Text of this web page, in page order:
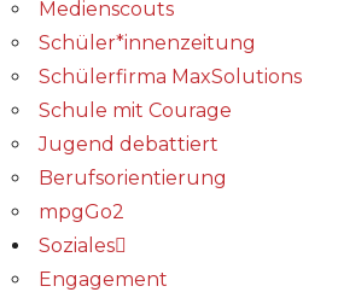
Medienscouts
Schüler*innenzeitung
Schülerfirma MaxSolutions
Schule mit Courage
Jugend debattiert
Berufsorientierung
mpgGo2
Soziales
Engagement